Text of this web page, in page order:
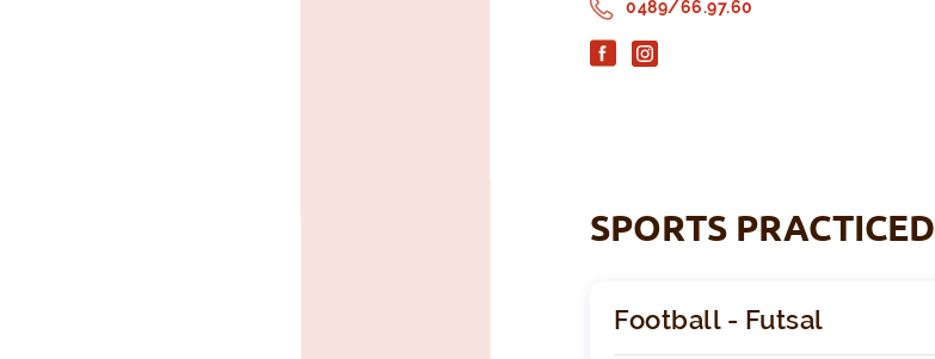
0489/66.97.60
SPORTS PRACTICED
Football - Futsal